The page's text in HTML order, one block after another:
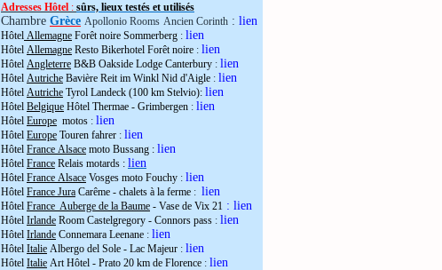
Adresses Hôtel : sûrs, lieux testés et utilisés
Chambre Grèce Apollonio Rooms Ancien Corinth : lien
Hôtel Allemagne Forêt noire Sommerberg : lien
Hôtel Allemagne Resto Bikerhotel Forêt noire : lien
Hôtel Angleterre B&B Oakside Lodge Canterbury : lien
Hôtel Autriche Bavière Reit im Winkl Nid d'Aigle : lien
Hôtel Autriche Tyrol Landeck (100 km Stelvio): lien
Hôtel Belgique Hôtel Thermae - Grimbergen : lien
Hôtel Europe motos : lien
Hôtel Europe Touren fahrer : lien
Hôtel France Alsace moto Bussang : lien
Hôtel France Relais motards : lien
Hôtel France Alsace Vosges moto Fouchy : lien
Hôtel France Jura Carême - chalets à la ferme : lien
Hôtel France Auberge de la Baume - Vase de Vix 21 : lien
Hôtel Irlande Room Castelgregory - Connors pass : lien
Hôtel Irlande Connemara Leenane : lien
Hôtel Italie Albergo del Sole - Lac Majeur : lien
Hôtel Italie Art Hôtel - Prato 20 km de Florence : lien